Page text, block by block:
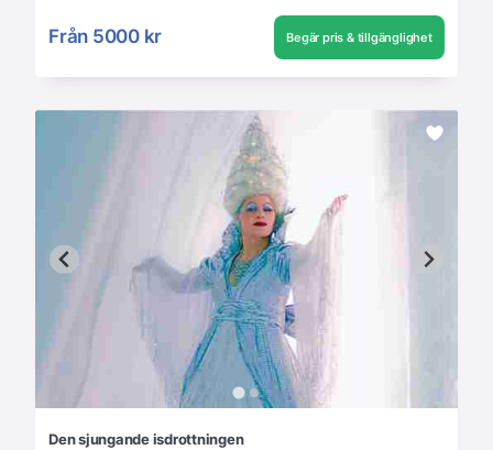
Från 5000 kr Begär pris & tillgänglighet
Den sjungande isdrottningen